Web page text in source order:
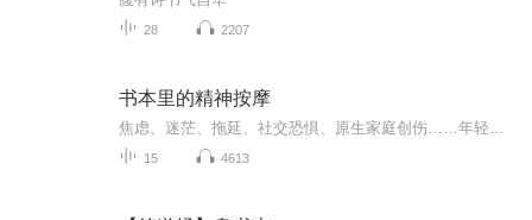
28 2207
书本里的精神按摩
15 4613